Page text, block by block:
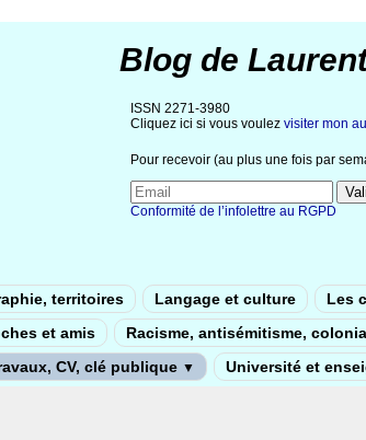
Blog de
ISSN 2271-3980
Cliquez ici si vous voulez visiter mon
Pour recevoir (au plus une fois par
Conformité de l’infolettre au RGPD
territoires Langage et culture Les
et amis Racisme, antisémitisme,
CV, clé publique ▼ Université et